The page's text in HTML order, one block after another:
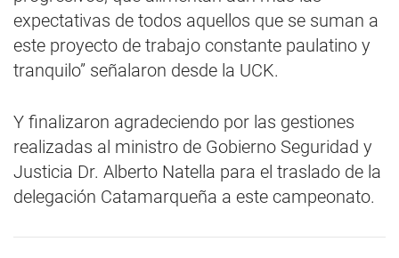
expectativas de todos aquellos que se suman a
este proyecto de trabajo constante paulatino y
tranquilo” señalaron desde la UCK.
Y finalizaron agradeciendo por las gestiones
realizadas al ministro de Gobierno Seguridad y
Justicia Dr. Alberto Natella para el traslado de la
delegación Catamarqueña a este campeonato.